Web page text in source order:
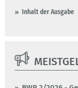
Inhalt der Ausgabe